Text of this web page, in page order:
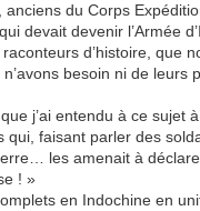
anciens du Corps
devait devenir l’Armée
d’histoire, que
n’avons besoin ni de leurs
j’ai entendu à ce sujet à
qui, faisant parler des
les amenait à
! »
en Indochine en